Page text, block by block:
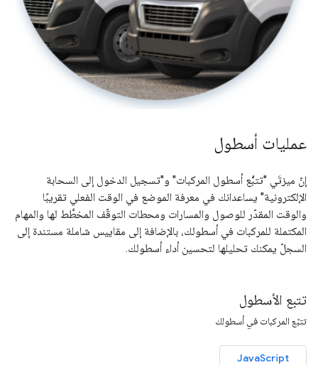
عمليات أسطول
إنّ ميزتَي "تتبُّع أسطول المركبات" و"تسجيل الدخول إلى السحابة
الإلكترونية" يساعدانك في معرفة الموضع في الوقت الفعلي تقريبًا
والوقت المقدّر للوصول والمسارات ومحطات التوقّف المخطَّط لها والمهام
المكتملة للمركبات في أسطولك، بالإضافة إلى مقاييس شاملة مستندة إلى
السجلّ يمكنك تحليلها لتحسين أداء أسطولك.
تتبع الأسطول
تتبّع المركبات في أسطولك
JavaScript